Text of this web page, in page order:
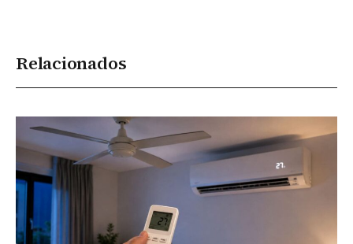
Relacionados